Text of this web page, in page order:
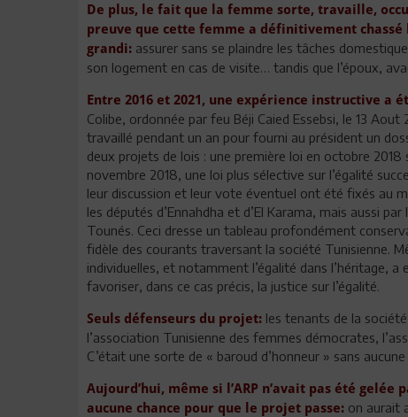
De plus, le fait que la femme sorte, travaille,
preuve que cette femme a définitivement
grandi: assurer sans se plaindre les tâches
son logement en cas de visite… tandis que l’époux,
Entre 2016 et 2021, une expérience instructive a
Colibe, ordonnée par feu Béji Caied Essebsi, le 13
travaillé pendant un an pour fourni au président un
deux projets de lois : une première loi en octobre
novembre 2018, une loi plus sélective sur l’égalité
leur discussion et leur vote éventuel ont été fixés au
les députés d’Ennahdha et d’El Karama, mais aussi
Tounés. Ceci dresse un tableau profondément
fidèle des courants traversant la société Tunisienne.
individuelles, et notamment l’égalité dans l’héritage,
favoriser, dans ce cas précis, la justice sur l’égalité.
Seuls défenseurs du projet: les tenants de la
l’association Tunisienne des femmes démocrates,
C’était une sorte de « baroud d’honneur » sans
Aujourd’hui, même si l’ARP n’avait pas été
aucune chance pour que le projet passe: on aurait